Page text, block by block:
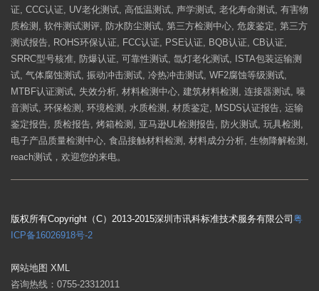
证, CCC认证, UV老化测试, 高低温测试, 声学测试, 老化寿命测试, 有害物
质检测, 软件测试测评, 防水防尘测试, 第三方检测中心, 危废鉴定, 第三方
测试报告, ROHS环保认证, FCC认证, PSE认证, BQB认证, CB认证,
SRRC型号核准, 防爆认证, 可靠性测试, 氙灯老化测试, ISTA包装运输测
试, 气体腐蚀测试, 振动冲击测试, 冷热冲击测试, WF2腐蚀等级测试,
MTBF认证测试, 失效分析, 材料检测中心, 建筑材料检测, 连接器测试, 噪
音测试, 环保检测, 环境检测, 水质检测, 材质鉴定, MSDS认证报告, 运输
鉴定报告, 质检报告, 烤箱检测, 亚马逊UL检测报告, 防火测试, 玩具检测,
电子产品质量检测中心, 食品接触材料检测, 材料成分分析, 生物降解检测,
reach测试，欢迎您的来电。
版权所有Copyright（C）2013-2015深圳市讯科标准技术服务有限公司 粤
ICP备16026918号-2
网站地图 XML
咨询热线：0755-23312011